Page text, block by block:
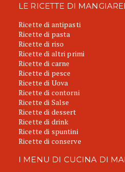
LE RICETTE DI
Ricette di antipasti
Ricette di pasta
Ricette di riso
Ricette di altri primi
Ricette di carne
Ricette di pesce
Ricette di Uova
Ricette di contorni
Ricette di Salse
Ricette di dessert
Ricette di drink
Ricette di spuntini
Ricette di conserve
I MENU DI CUCINA DI